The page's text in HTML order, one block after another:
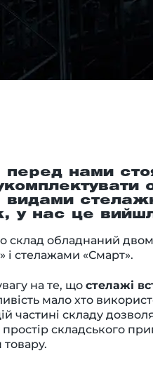
перед нами
видами
у нас це
склад обладнаний
і стелажами «Смарт».
на те, що стелажі
мало хто
частині складу
простір складського
товару.